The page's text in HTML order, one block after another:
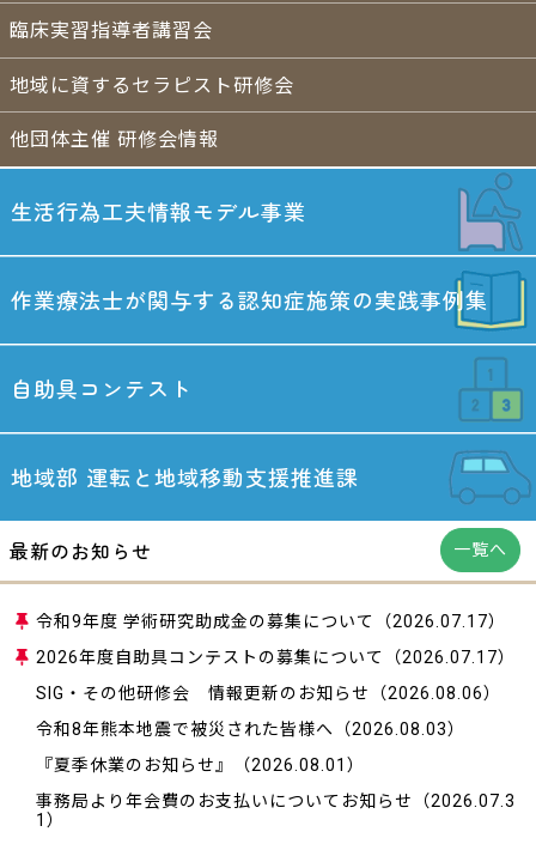
臨床実習指導者講習会
地域に資するセラピスト研修会
他団体主催 研修会情報
生活行為工夫情報モデル事業
作業療法士が関与する認知症施策の実践事例集
自助具コンテスト
地域部 運転と地域移動支援推進課
最新のお知らせ 一覧へ
令和9年度 学術研究助成金の募集について
（2026.07.17）
2026年度自助具コンテストの募集について
（2026.07.17）
SIG・その他研修会 情報更新のお知らせ
（2026.08.06）
令和8年熊本地震で被災された皆様へ （2026.08.03）
『夏季休業のお知らせ』
（2026.08.01）
事務局より年会費のお支払いについてお知らせ
（2026.07.3
1）